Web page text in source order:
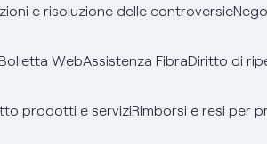
e risoluzione delle controversie
Bolletta WebAssistenza FibraDiritto di
prodotti e serviziRimborsi e resi per